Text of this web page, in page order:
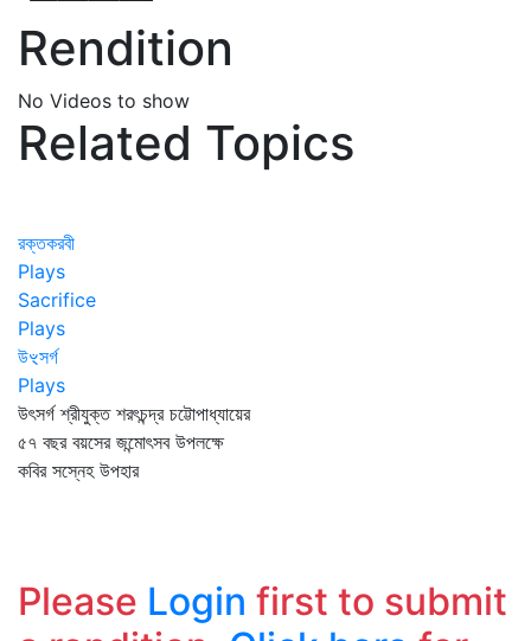
Rendition
No Videos to show
Related Topics
রক্তকরবী
Plays
Sacrifice
Plays
উৼসর্গ
Plays
উৎসর্গ শ্রীযুক্ত শরৎচন্দ্র চট্টোপাধ্যায়ের
৫৭ বছর বয়সের জন্মোৎসব উপলক্ষে
কবির সস্নেহ উপহার
Please Login first to submit